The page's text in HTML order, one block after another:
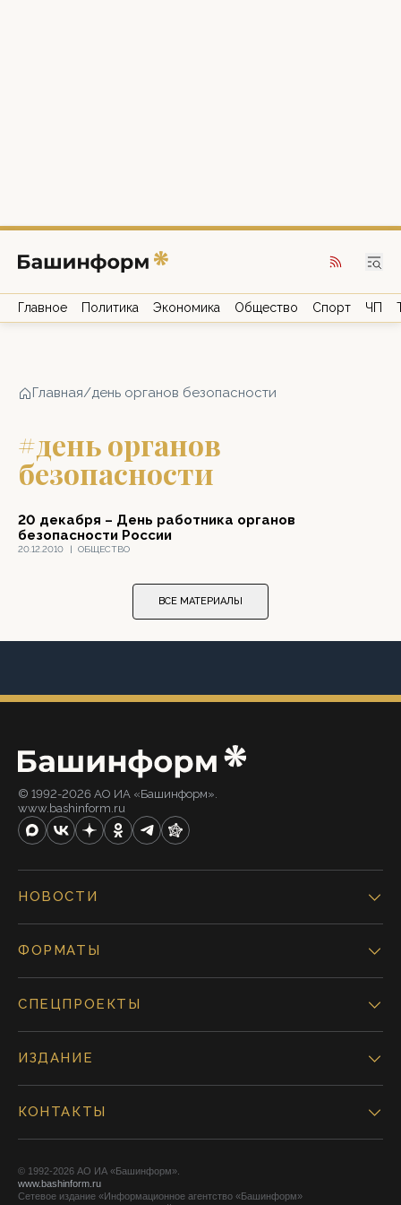
Главное Политика Экономика Общество Спорт ЧП
Главная/день органов безопасности
#день органов
безопасности
20.12.2010 | ОБЩЕСТВО
20 декабря – День работника органов
безопасности России
ВСЕ МАТЕРИАЛЫ
© 1992-2026 АО ИА «Башинформ».
www.bashinform.ru
НОВОСТИ
ФОРМАТЫ
СПЕЦПРОЕКТЫ
ИЗДАНИЕ
КОНТАКТЫ
© 1992-2026 АО ИА «Башинформ».
www.bashinform.ru
Сетевое издание «Информационное агентство «Башинформ»